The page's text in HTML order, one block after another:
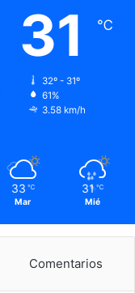
31 ℃
32º - 31º
61%
3.58 km/h
33 ℃
Mar
31 ℃
Mié
Comentarios